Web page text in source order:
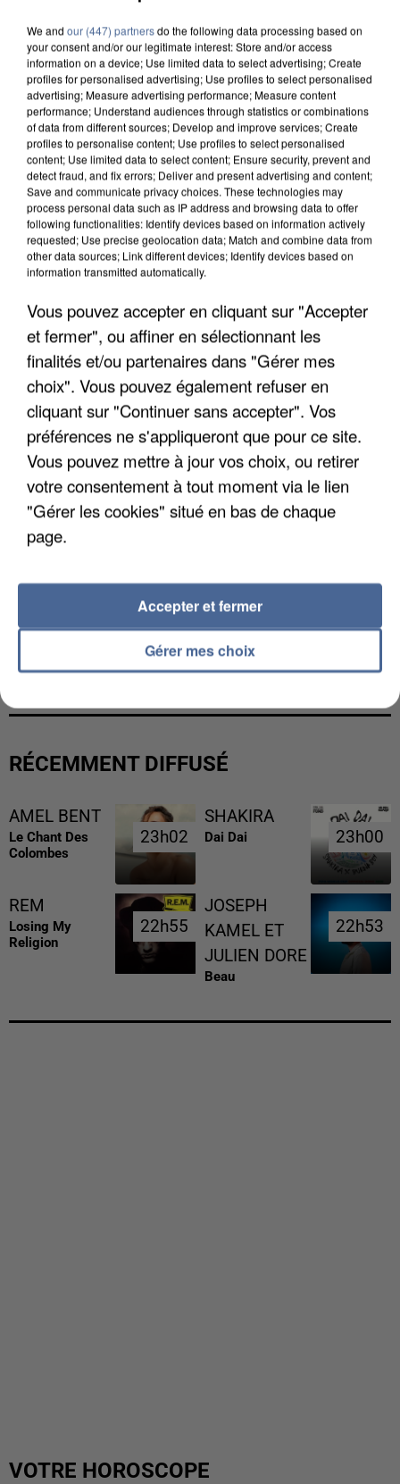
APRÈS TOUTES CES CANICULES, LES REFUGES
DE FAUNE SAUVAGE SONT...
L’UN DES FONDATEURS SUPPOSÉS DE LA DZ
MAFIA INTERPELLÉ EN ALGÉRIE
RÉCEMMENT DIFFUSÉ
AMEL BENT
Le Chant Des
Colombes
23h02
23h02
SHAKIRA
Dai Dai 23h00
23h00
REM
Losing My
Religion
22h55
22h55
JOSEPH
KAMEL ET
JULIEN DORE
Beau
22h53
22h53
VOTRE HOROSCOPE
We and our (447) partnersdo the following data processing based on
your consent and/or our legitimate interest: Store and/or access
information on a device; Use limited data to select advertising; Create
profiles for personalised advertising; Use profiles to select personalised
advertising; Measure advertising performance; Measure content
performance; Understand audiences through statistics or combinations
of data from different sources; Develop and improve services; Create
profiles to personalise content; Use profiles to select personalised
content; Use limited data to select content; Ensure security, prevent and
detect fraud, and fix errors; Deliver and present advertising and content;
Save and communicate privacy choices. These technologies may
process personal data such as IP address and browsing data to offer
following functionalities: Identify devices based on information actively
requested; Use precise geolocation data; Match and combine data from
other data sources; Link different devices; Identify devices based on
information transmitted automatically.
Vous pouvez accepter en cliquant sur "Accepter
et fermer", ou affiner en sélectionnant les
finalités et/ou partenaires dans "Gérer mes
choix". Vous pouvez également refuser en
cliquant sur "Continuer sans accepter". Vos
préférences ne s'appliqueront que pour ce site.
Vous pouvez mettre à jour vos choix, ou retirer
votre consentement à tout moment via le lien
"Gérer les cookies" situé en bas de chaque
page.
Gérer mes choix
Accepter et fermer